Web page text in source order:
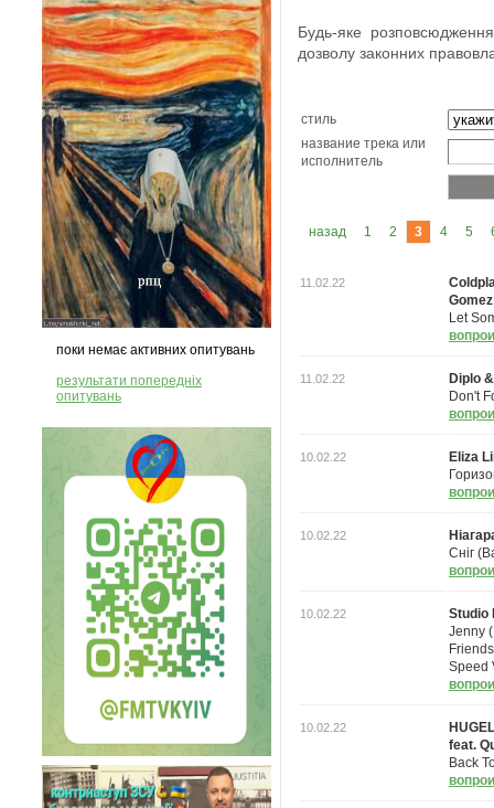
поки немає активних опитувань
результати попередніх
опитувань
Будь-яке розповсюдження
дозволу законних
стиль
название трека или
исполнитель
назад 1 2 3 4 5
11.02.22
Gomez
Let
11.02.22
Diplo
Don't
10.02.22
Eliza
10.02.22
Сніг
10.02.22
Studio
Jenny
Speed
10.02.22
feat.
Back